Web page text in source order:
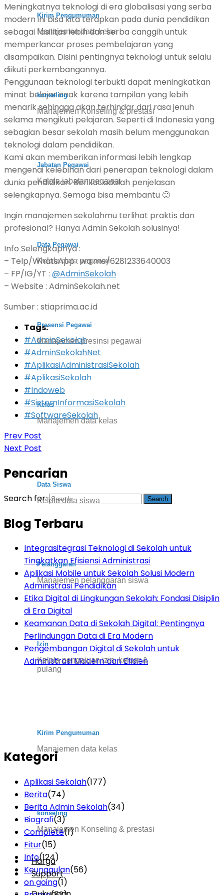
Kirim Pengumuman
Manajemen data kelas
konseling
Manajemen Konseling & prestasi
Jabatan Pegawai
Kelola jabatan pegawai
Data Pegawai
Kelola data pegawai
Presensi Pegawai
Manajemen presinsi pegawai
Kelas
Manajemen data kelas
Data Siswa
Kelola data siswa
Pelanggaran
Manajemen pelanggaran siswa
Izin
Kelola pengajuan izin, keluar &
pulang
Kirim Pengumuman
Manajemen data kelas
konseling
Manajemen Konseling & prestasi
Harga
Support
Meningkatnya teknologi di era globalisasi yang serba
modern ini bisa kita terapkan pada dunia pendidikan
sebagai fasilitas lebih dan serba canggih untuk
memperlancar proses pembelajaran yang
disampaikan. Disini pentingnya teknologi untuk selalu
diikuti perkembangannya.
Penggunaan teknologi terbukti dapat meningkatkan
minat belajar anak karena tampilan yang lebih
menarik sehingga akan terhindar dari rasa jenuh
selama mengikuti pelajaran. Seperti di Indonesia yang
sebagian besar sekolah masih belum menggunakan
teknologi dalam pendidikan.
Kami akan memberikan informasi lebih lengkap
mengenai kelebihan dari penerapan teknologi dalam
dunia pendidikan. Berikut adalah penjelasan
selengkapnya. Semoga bisa membantu 🙂
Ingin manajemen sekolahmu terlihat praktis dan
profesional? Hanya Admin Sekolah solusinya!
Info Selengkapnya :
– Telp/WhatsApp : wa.me/6281233640003
– FP/IG/YT : @AdminSekolah
– Website : AdminSekolah.net
Sumber : stiaprima.ac.id
Tags:
#AdminSekolah
#AdminSekolahNet
#AplikasiAdministrasiSekolah
#AplikasiSekolah
#Indoweb
#SistemInformasiSekolah
#SoftwareSekolah
Prev Post
Next Post
Pencarian
Search for:
Blog Terbaru
Integrasitegrasi Teknologi di Sekolah untuk
Tingkatkan Efisiensi Administrasi
Aplikasi Mobile untuk Sekolah Solusi Modern
Administrasi Pendidikan
Etika Digital di Lingkungan Sekolah: Fondasi Disiplin
di Era Digital
Keamanan Data di Sekolah Digital: Pentingnya
Perlindungan Data di Era Modern
Pengembangan Digital di Sekolah untuk
Administrasi Modern dan Efisien
Kategori
Aplikasi Sekolah(177)
Berita(74)
Berita Admin Sekolah(34)
Biografi(3)
Complete(1)
Fitur(15)
Info(124)
Keunggulan(56)
on going(1)